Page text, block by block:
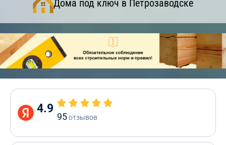
Дома под ключ в Петрозаводске
4.9
95отзывов